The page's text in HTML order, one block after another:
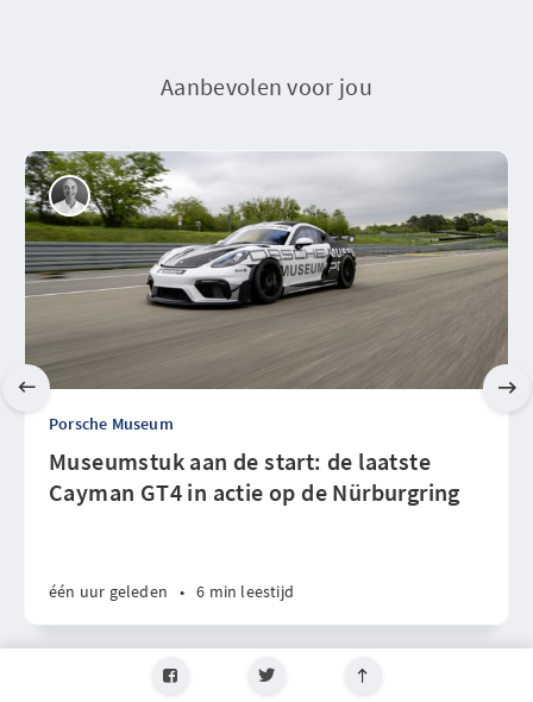
Aanbevolen voor jou
Porsche Museum
Museumstuk aan de start: de laatste
Cayman GT4 in actie op de Nürburgring
één uur geleden • 6 min leestijd